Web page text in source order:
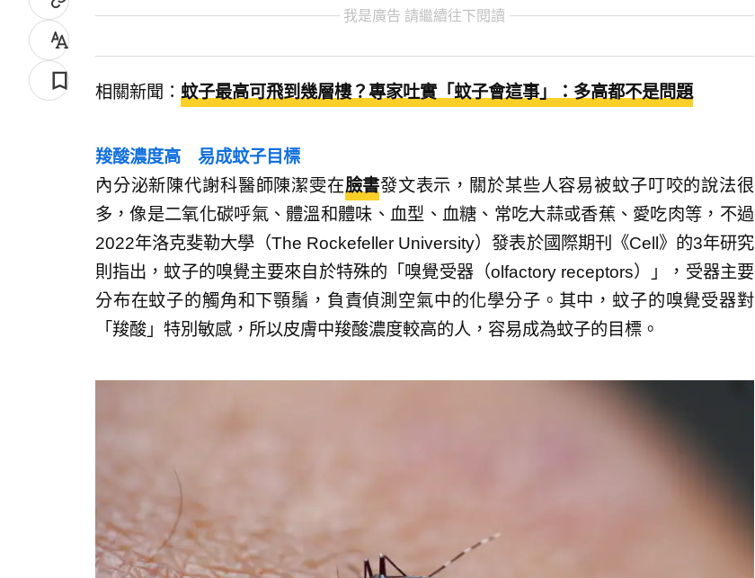
我是廣告 請繼續往下閱讀
相關新聞： 蚊子最高可飛到幾層樓？專家吐實「蚊子會這事」：多高都不是問題
羧酸濃度高 易成蚊子目標
內分泌新陳代謝科醫師陳潔雯在臉書發文表示，關於某些人容易被蚊子叮咬的說法很
多，像是二氧化碳呼氣、體溫和體味、血型、血糖、常吃大蒜或香蕉、愛吃肉等，不過
2022年洛克斐勒大學（The Rockefeller University）發表於國際期刊《Cell》的3年研究
則指出，蚊子的嗅覺主要來自於特殊的「嗅覺受器（olfactory receptors）」，受器主要
分布在蚊子的觸角和下顎鬚，負責偵測空氣中的化學分子。其中，蚊子的嗅覺受器對
「羧酸」特別敏感，所以皮膚中羧酸濃度較高的人，容易成為蚊子的目標。